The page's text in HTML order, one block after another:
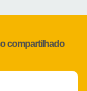
compartilhado